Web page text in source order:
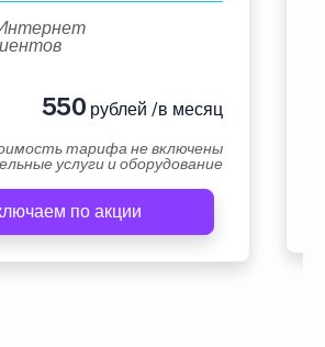
550 рублей /в месяц
тарифа не включены
услуги и оборудование
по акции